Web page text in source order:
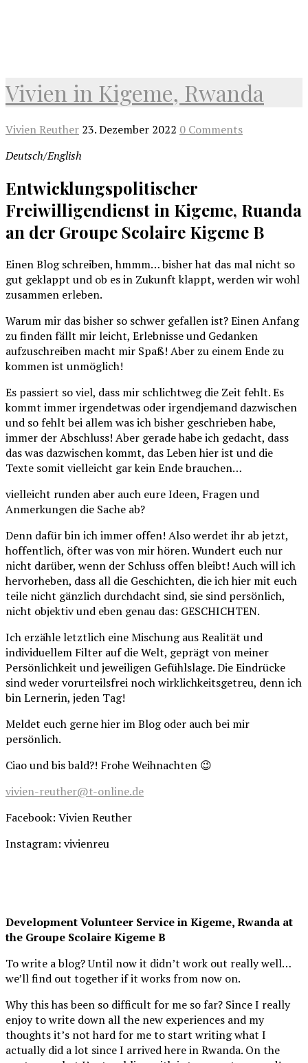
Vivien in Kigeme, Rwanda
Vivien Reuther 23. Dezember 2022 0 Comments
Deutsch/English
Entwicklungspolitischer
Freiwilligendienst in Kigeme, Ruanda
an der Groupe Scolaire Kigeme B
Einen Blog schreiben, hmmm… bisher hat das mal nicht so
gut geklappt und ob es in Zukunft klappt, werden wir wohl
zusammen erleben.
Warum mir das bisher so schwer gefallen ist? Einen Anfang
zu finden fällt mir leicht, Erlebnisse und Gedanken
aufzuschreiben macht mir Spaß! Aber zu einem Ende zu
kommen ist unmöglich!
Es passiert so viel, dass mir schlichtweg die Zeit fehlt. Es
kommt immer irgendetwas oder irgendjemand dazwischen
und so fehlt bei allem was ich bisher geschrieben habe,
immer der Abschluss! Aber gerade habe ich gedacht, dass
das was dazwischen kommt, das Leben hier ist und die
Texte somit vielleicht gar kein Ende brauchen…
vielleicht runden aber auch eure Ideen, Fragen und
Anmerkungen die Sache ab?
Denn dafür bin ich immer offen! Also werdet ihr ab jetzt,
hoffentlich, öfter was von mir hören. Wundert euch nur
nicht darüber, wenn der Schluss offen bleibt! Auch will ich
hervorheben, dass all die Geschichten, die ich hier mit euch
teile nicht gänzlich durchdacht sind, sie sind persönlich,
nicht objektiv und eben genau das: GESCHICHTEN.
Ich erzähle letztlich eine Mischung aus Realität und
individuellem Filter auf die Welt, geprägt von meiner
Persönlichkeit und jeweiligen Gefühlslage. Die Eindrücke
sind weder vorurteilsfrei noch wirklichkeitsgetreu, denn ich
bin Lernerin, jeden Tag!
Meldet euch gerne hier im Blog oder auch bei mir
persönlich.
Ciao und bis bald?! Frohe Weihnachten 😉
vivien-reuther@t-online.de
Facebook: Vivien Reuther
Instagram: vivienreu
Development Volunteer Service in Kigeme, Rwanda at
the Groupe Scolaire Kigeme B
To write a blog? Until now it didn’t work out really well…
we’ll find out together if it works from now on.
Why this has been so difficult for me so far? Since I really
enjoy to write down all the new experiences and my
thoughts it’s not hard for me to start writing what I
actually did a lot since I arrived here in Rwanda. On the